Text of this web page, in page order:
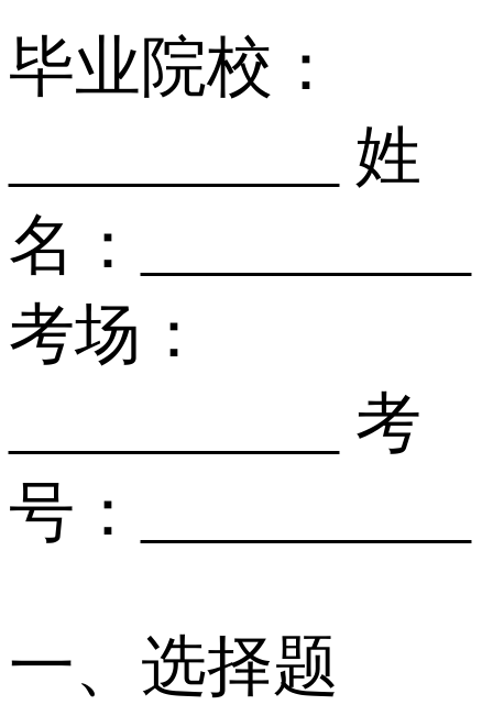
毕业院校：
__________ 姓
名：__________
考场：
__________ 考
号：__________
一、选择题